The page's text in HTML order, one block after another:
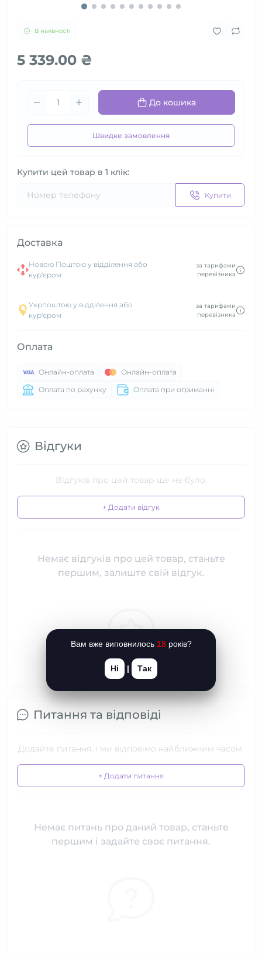
В наявності
5 339.00 ₴
До кошика
Швидке замовлення
Купити цей товар в 1 клік:
Купити
Доставка
Новою Поштою у відділення або
кур'єром
за тарифами
перевізника
Укрпоштою у відділення або
кур'єром
за тарифами
перевізника
Оплата
Онлайн-оплата
Онлайн-оплата
Оплата по рахунку
Оплата при отриманні
Відгуки
Відгуків про цей товар ще не було.
+ Додати відгук
Немає відгуків про цей товар, станьте
першим, залиште свій відгук.
Питання та відповіді
Додайте питання, і ми відповімо найближчим часом.
+ Додати питання
Немає питань про даний товар, станьте
першим і задайте своє питання.
Вам вже виповнилось 18 років?
Ні | Так